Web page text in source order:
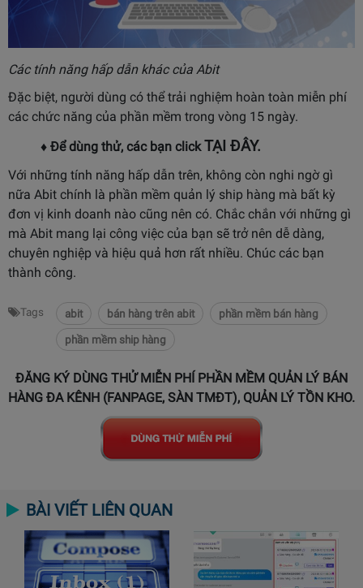
Các tính năng hấp dẫn khác của Abit
Đặc biệt, người dùng có thể trải nghiệm hoàn toàn miễn phí
các chức năng của phần mềm trong vòng 15 ngày.
♦ Để dùng thử, các bạn clickTẠI ĐÂY.
Với những tính năng hấp dẫn trên, không còn nghi ngờ gì
nữa Abit chính là phần mềm quản lý ship hàng mà bất kỳ
đơn vị kinh doanh nào cũng nên có. Chắc chắn với những gì
mà Abit mang lại công việc của bạn sẽ trở nên dễ dàng,
chuyên nghiệp và hiệu quả hơn rất nhiều. Chúc các bạn
thành công.
Tags abit bán hàng trên abit
phần mềm bán hàng
phần mềm ship hàng
ĐĂNG KÝ DÙNG THỬ MIỄN PHÍ PHẦN MỀM QUẢN LÝ BÁN
HÀNG ĐA KÊNH (FANPAGE, SÀN TMĐT), QUẢN LÝ TỒN KHO.
BÀI VIẾT LIÊN QUAN